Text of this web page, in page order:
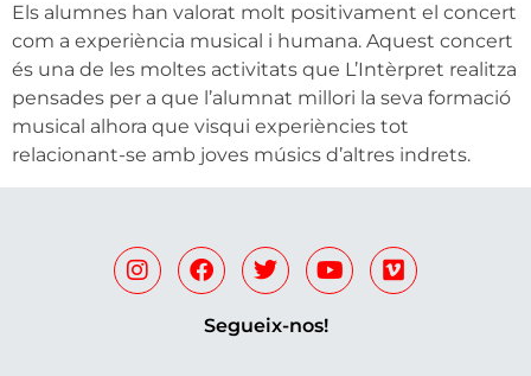
Els alumnes han valorat molt positivament el concert
com a experiència musical i humana. Aquest concert
és una de les moltes activitats que L’Intèrpret realitza
pensades per a que l’alumnat millori la seva formació
musical alhora que visqui experiències tot
relacionant-se amb joves músics d’altres indrets.
Segueix-nos!